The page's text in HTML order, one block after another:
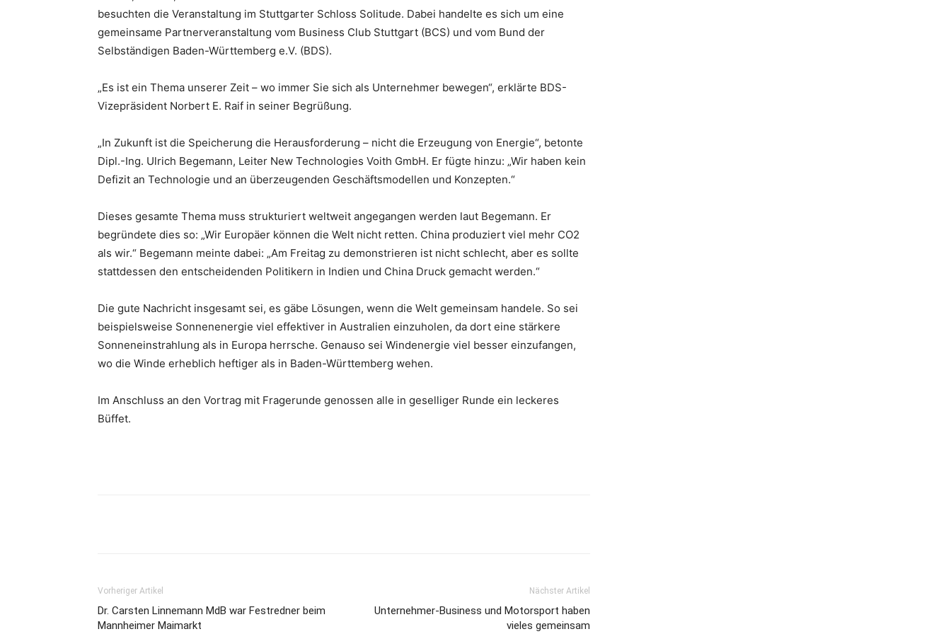
Württemberg
besuchten die Veranstaltung im Stuttgarter Schloss Solitude. Dabei handelte es sich um eine
gemeinsame Partnerveranstaltung vom Business Club Stuttgart (BCS) und vom Bund der
Selbständigen Baden-Württemberg e.V. (BDS).
„Es ist ein Thema unserer Zeit – wo immer Sie sich als Unternehmer bewegen“, erklärte BDS-
Vizepräsident Norbert E. Raif in seiner Begrüßung.
„In Zukunft ist die Speicherung die Herausforderung – nicht die Erzeugung von Energie“, betonte
Dipl.-Ing. Ulrich Begemann, Leiter New Technologies Voith GmbH. Er fügte hinzu: „Wir haben kein
Defizit an Technologie und an überzeugenden Geschäftsmodellen und Konzepten.“
Dieses gesamte Thema muss strukturiert weltweit angegangen werden laut Begemann. Er
begründete dies so: „Wir Europäer können die Welt nicht retten. China produziert viel mehr CO2
als wir.“ Begemann meinte dabei: „Am Freitag zu demonstrieren ist nicht schlecht, aber es sollte
stattdessen den entscheidenden Politikern in Indien und China Druck gemacht werden.“
Die gute Nachricht insgesamt sei, es gäbe Lösungen, wenn die Welt gemeinsam handele. So sei
beispielsweise Sonnenenergie viel effektiver in Australien einzuholen, da dort eine stärkere
Sonneneinstrahlung als in Europa herrsche. Genauso sei Windenergie viel besser einzufangen,
wo die Winde erheblich heftiger als in Baden-Württemberg wehen.
Im Anschluss an den Vortrag mit Fragerunde genossen alle in geselliger Runde ein leckeres
Büffet.
Vorheriger Artikel
Dr. Carsten Linnemann MdB war Festredner beim
Mannheimer Maimarkt
Nächster Artikel
Unternehmer-Business und Motorsport haben
vieles gemeinsam